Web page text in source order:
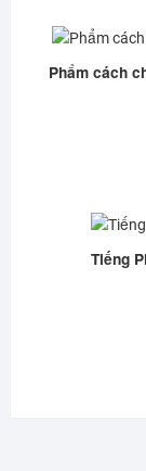
Phẩm cách
Tiếng